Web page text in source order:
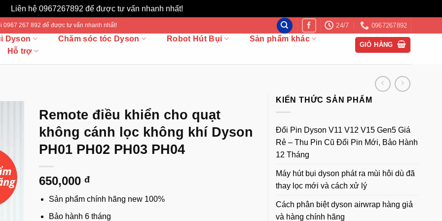
Liên hệ 0967267892 để được tư vấn nhanh nhất!
0967 267 892 để được tư vấn nhanh nhất! 24/7 0967267892
Dyson Chăm sóc tóc Dyson Robot Hút Bụi
Sản phẩm khác
Hỗ trợ
GIỎ HÀNG
KIẾN THỨC SẢN PHẨM
Đổi Pin Dyson V11 V12 V15 Gen5 Giá
Rẻ – Thu Pin Cũ Đổi Pin Mới, Bảo Hành
12 Tháng
Máy hút bụi dyson phát ra mùi hôi dù đã
thay lọc mới và cách xử lý
Cách phân biệt dyson airwrap hàng giả
và hàng chính hãng
Remote điều khiển cho quạt
không cánh lọc không khí Dyson
PH01 PH02 PH03 PH04
650,000 đ
Sản phẩm chính hãng new 100%
Bảo hành 6 tháng